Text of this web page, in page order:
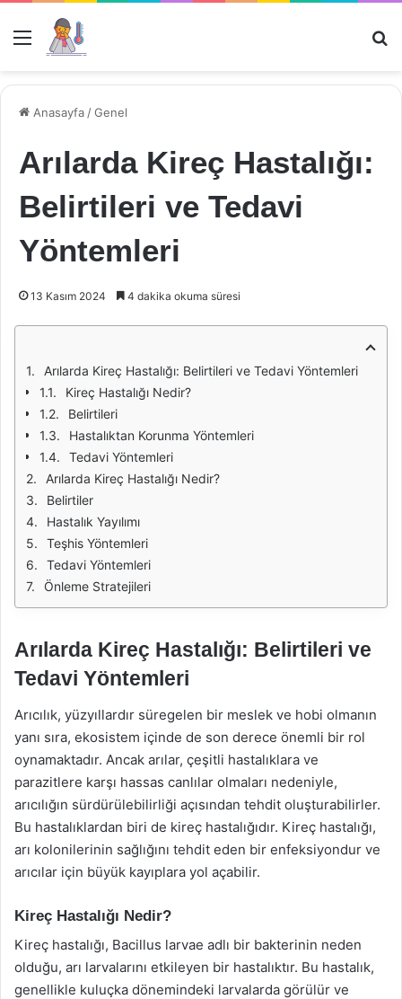
Menü
Anasayfa /Genel
Arılarda Kireç Hastalığı:
Belirtileri ve Tedavi
Yöntemleri
13 Kasım 2024 4 dakika okuma süresi
Arılarda Kireç Hastalığı: Belirtileri ve Tedavi Yöntemleri
Kireç Hastalığı Nedir?
Belirtileri
Hastalıktan Korunma Yöntemleri
Tedavi Yöntemleri
Arılarda Kireç Hastalığı Nedir?
Belirtiler
Hastalık Yayılımı
Teşhis Yöntemleri
Tedavi Yöntemleri
Önleme Stratejileri
Arılarda Kireç Hastalığı: Belirtileri ve
Tedavi Yöntemleri
Arıcılık, yüzyıllardır süregelen bir meslek ve hobi olmanın
yanı sıra, ekosistem içinde de son derece önemli bir rol
oynamaktadır. Ancak arılar, çeşitli hastalıklara ve
parazitlere karşı hassas canlılar olmaları nedeniyle,
arıcılığın sürdürülebilirliği açısından tehdit oluşturabilirler.
Bu hastalıklardan biri de kireç hastalığıdır. Kireç hastalığı,
arı kolonilerinin sağlığını tehdit eden bir enfeksiyondur ve
arıcılar için büyük kayıplara yol açabilir.
Kireç Hastalığı Nedir?
Kireç hastalığı, Bacillus larvae adlı bir bakterinin neden
olduğu, arı larvalarını etkileyen bir hastalıktır. Bu hastalık,
genellikle kuluçka dönemindeki larvalarda görülür ve